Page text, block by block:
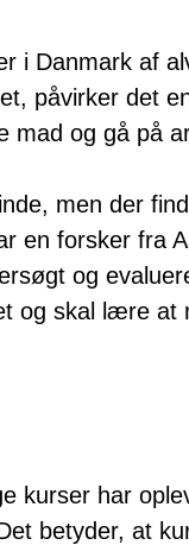
i Danmark af
påvirker det
mad og gå på
men der
en forsker fra
og
og skal lære at
kurser har
betyder, at